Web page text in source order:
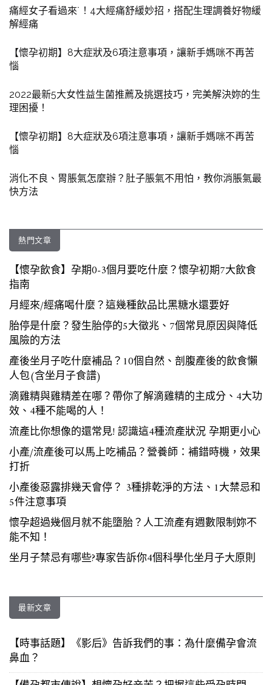
痛經女子看過來˙！4大經痛舒緩妙招，搭配生理調養好物緩
解經痛
【懷孕初期】8大症狀及6項注意事項，讓新手媽咪不再苦
惱
2022最新5大女性益生菌推薦及挑選技巧，完美解決妳的生
理困擾！
【懷孕初期】8大症狀及6項注意事項，讓新手媽咪不再苦
惱
消化不良、胃脹氣怎麼辦？肚子脹氣不用怕，教你消脹氣最
快方法
熱門文章
【懷孕飲食】孕期0-3個月要吃什麼？懷孕初期7大飲食
指南
月經來/經痛喝什麼？這幾種飲品比黑糖水還要好
胎停是什麼？發生胎停的5大徵兆、7個常見原因與降低
風險的方法
產後坐月子吃什麼補品？10個自然、剖腹產後的飲食懶
人包(含坐月子食譜)
滴雞精與雞精差在哪？帶你了解滴雞精的主成分、4大功
效、4種不能喝的人！
流產比你想像的還常見! 認識這4種流產狀況 孕期更小心
小產/流產後可以馬上吃補品？營養師：補錯時機，效果
打折
小產後惡露排幾天會停？ 3種排乾淨的方法、1大禁忌和
5件注意事項
懷孕超過幾個月就不能墮胎？人工流產有週數限制妳不
能不知！
坐月子禁忌有哪些?專家告訴你4個科學化坐月子大原則
最新文章
【時事話題】《影后》告訴我們的事：為什麼備孕會流
鼻血？